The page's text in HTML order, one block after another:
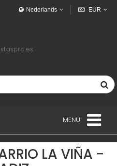
EUR
Nederlands
MENU
LA VIÑA -